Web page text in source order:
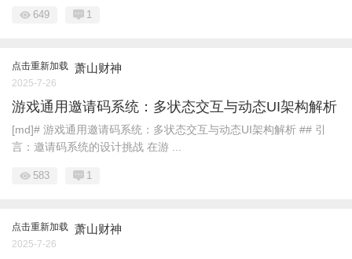
649 1
点击重新加载 萧山财神
2025-7-26
游戏通用邀请码系统：多状态交互与动态UI架构解析
[md]# 游戏通用邀请码系统：多状态交互与动态UI架构解析 ## 引
言：邀请码系统的设计挑战 在游 ...
583 1
点击重新加载 萧山财神
2025-7-26